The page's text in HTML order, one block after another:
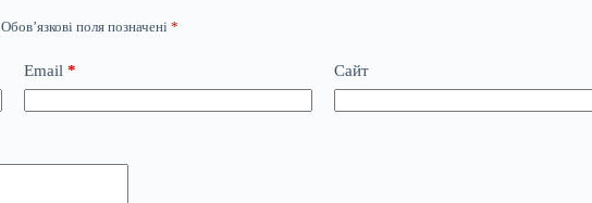
Обов’язкові поля позначені *
Email * Сайт